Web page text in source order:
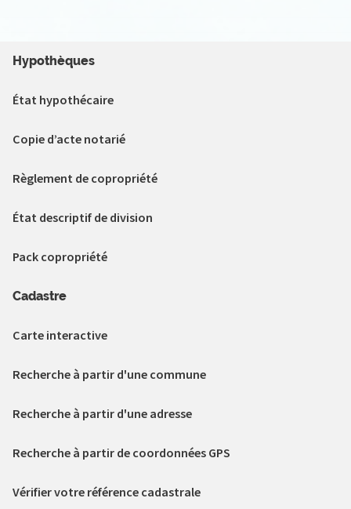
Hypothèques
État hypothécaire
Copie d’acte notarié
Règlement de copropriété
État descriptif de division
Pack copropriété
Cadastre
Carte interactive
Recherche à partir d'une commune
Recherche à partir d'une adresse
Recherche à partir de coordonnées GPS
Vérifier votre référence cadastrale